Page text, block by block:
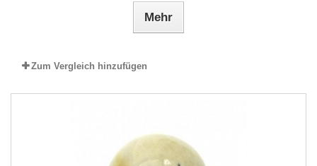
Mehr
Zum Vergleich hinzufügen